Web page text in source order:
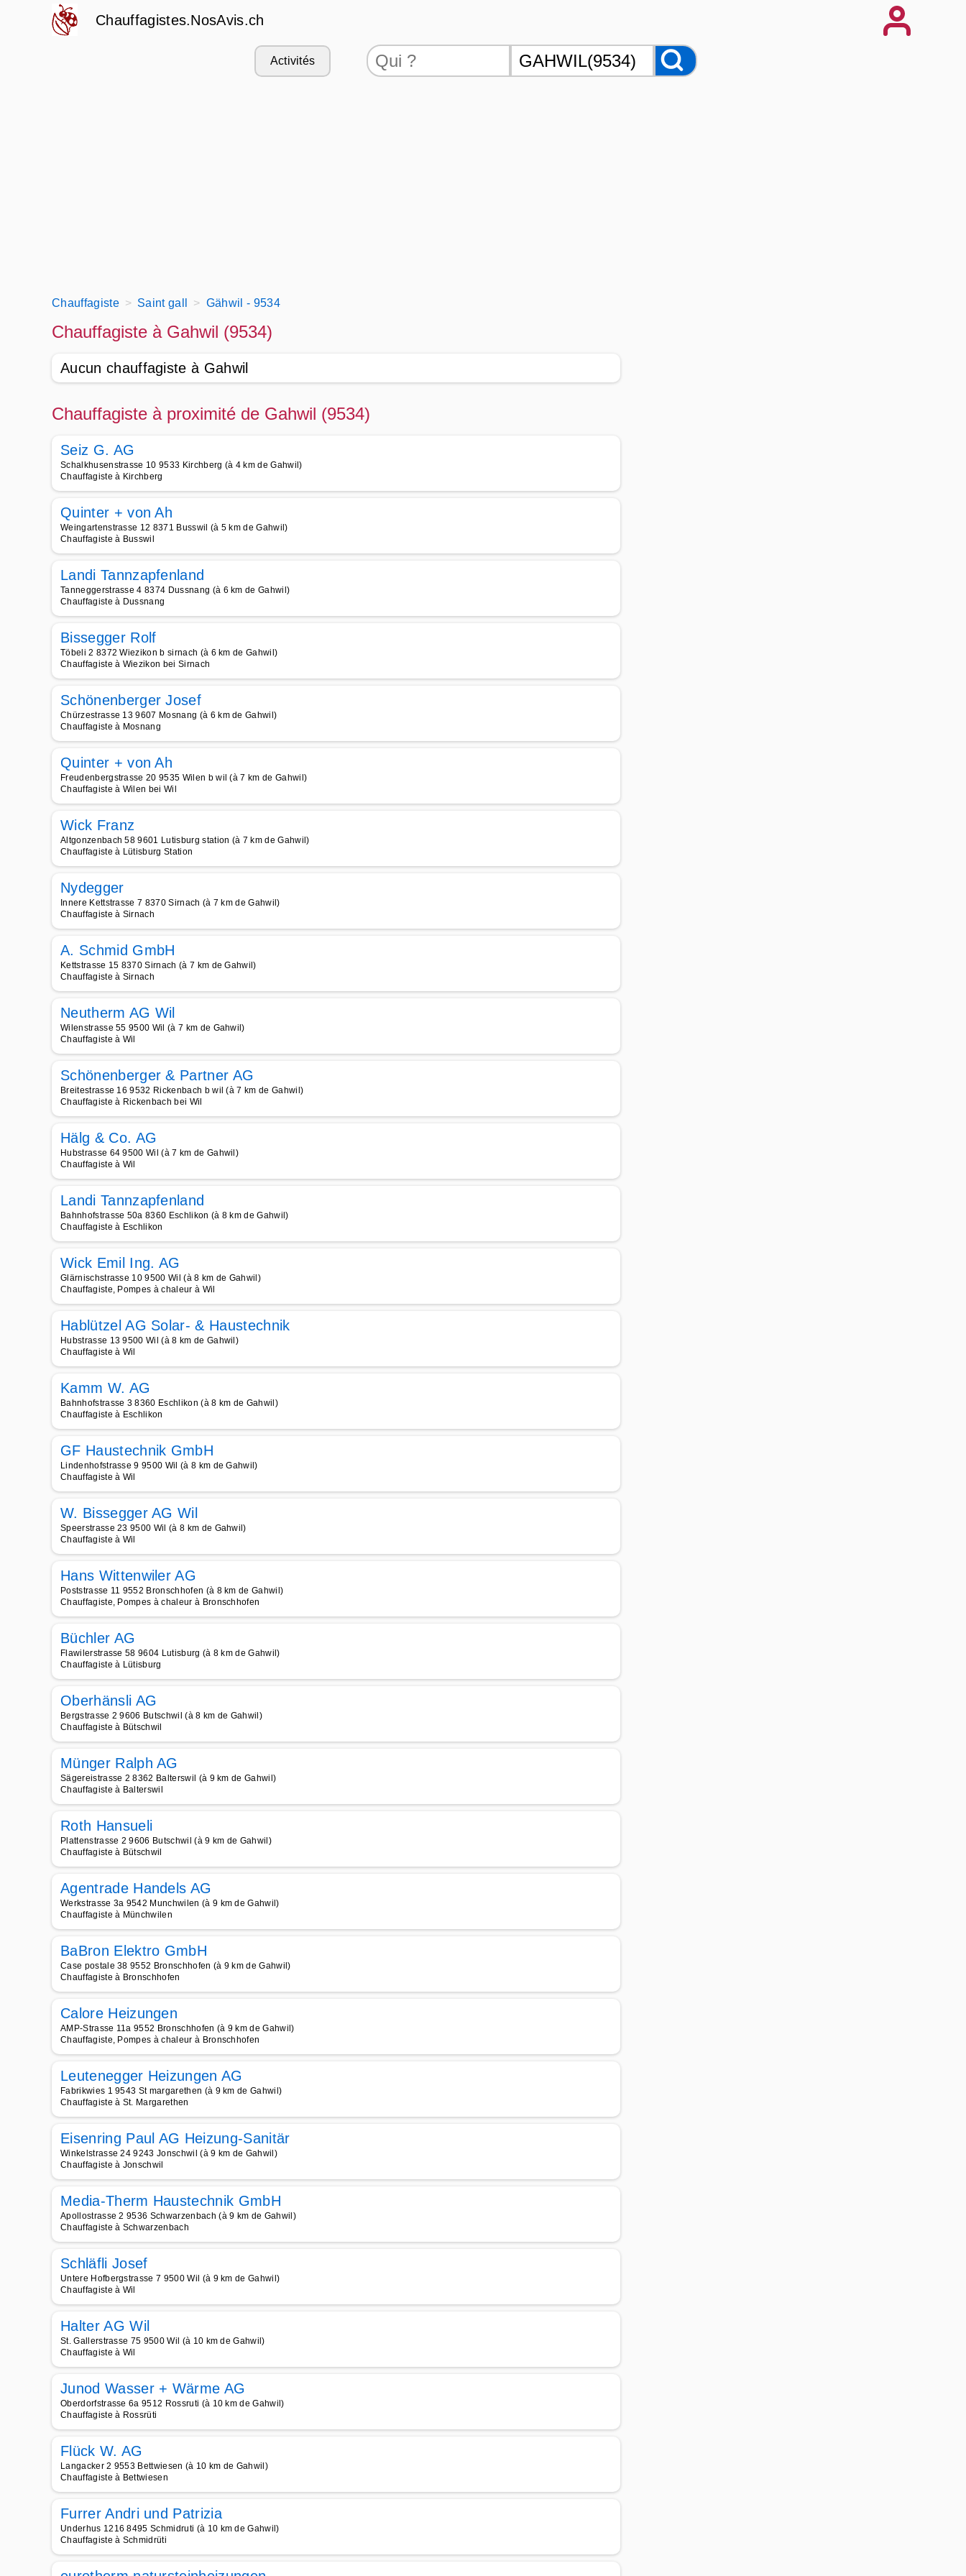
Chauffagistes.NosAvis.ch
Activités
Chauffagiste Saint gall Gähwil - 9534
Chauffagiste à Gahwil (9534)
Aucun chauffagiste à Gahwil
Chauffagiste à proximité de Gahwil (9534)
Seiz G. AG
Schalkhusenstrasse 10 9533 Kirchberg (à 4 km de Gahwil)
Chauffagiste à Kirchberg
Quinter + von Ah
Weingartenstrasse 12 8371 Busswil (à 5 km de Gahwil)
Chauffagiste à Busswil
Landi Tannzapfenland
Tanneggerstrasse 4 8374 Dussnang (à 6 km de Gahwil)
Chauffagiste à Dussnang
Bissegger Rolf
Töbeli 2 8372 Wiezikon b sirnach (à 6 km de Gahwil)
Chauffagiste à Wiezikon bei Sirnach
Schönenberger Josef
Chürzestrasse 13 9607 Mosnang (à 6 km de Gahwil)
Chauffagiste à Mosnang
Quinter + von Ah
Freudenbergstrasse 20 9535 Wilen b wil (à 7 km de Gahwil)
Chauffagiste à Wilen bei Wil
Wick Franz
Altgonzenbach 58 9601 Lutisburg station (à 7 km de Gahwil)
Chauffagiste à Lütisburg Station
Nydegger
Innere Kettstrasse 7 8370 Sirnach (à 7 km de Gahwil)
Chauffagiste à Sirnach
A. Schmid GmbH
Kettstrasse 15 8370 Sirnach (à 7 km de Gahwil)
Chauffagiste à Sirnach
Neutherm AG Wil
Wilenstrasse 55 9500 Wil (à 7 km de Gahwil)
Chauffagiste à Wil
Schönenberger & Partner AG
Breitestrasse 16 9532 Rickenbach b wil (à 7 km de Gahwil)
Chauffagiste à Rickenbach bei Wil
Hälg & Co. AG
Hubstrasse 64 9500 Wil (à 7 km de Gahwil)
Chauffagiste à Wil
Landi Tannzapfenland
Bahnhofstrasse 50a 8360 Eschlikon (à 8 km de Gahwil)
Chauffagiste à Eschlikon
Wick Emil Ing. AG
Glärnischstrasse 10 9500 Wil (à 8 km de Gahwil)
Chauffagiste, Pompes à chaleur à Wil
Hablützel AG Solar- & Haustechnik
Hubstrasse 13 9500 Wil (à 8 km de Gahwil)
Chauffagiste à Wil
Kamm W. AG
Bahnhofstrasse 3 8360 Eschlikon (à 8 km de Gahwil)
Chauffagiste à Eschlikon
GF Haustechnik GmbH
Lindenhofstrasse 9 9500 Wil (à 8 km de Gahwil)
Chauffagiste à Wil
W. Bissegger AG Wil
Speerstrasse 23 9500 Wil (à 8 km de Gahwil)
Chauffagiste à Wil
Hans Wittenwiler AG
Poststrasse 11 9552 Bronschhofen (à 8 km de Gahwil)
Chauffagiste, Pompes à chaleur à Bronschhofen
Büchler AG
Flawilerstrasse 58 9604 Lutisburg (à 8 km de Gahwil)
Chauffagiste à Lütisburg
Oberhänsli AG
Bergstrasse 2 9606 Butschwil (à 8 km de Gahwil)
Chauffagiste à Bütschwil
Münger Ralph AG
Sägereistrasse 2 8362 Balterswil (à 9 km de Gahwil)
Chauffagiste à Balterswil
Roth Hansueli
Plattenstrasse 2 9606 Butschwil (à 9 km de Gahwil)
Chauffagiste à Bütschwil
Agentrade Handels AG
Werkstrasse 3a 9542 Munchwilen (à 9 km de Gahwil)
Chauffagiste à Münchwilen
BaBron Elektro GmbH
Case postale 38 9552 Bronschhofen (à 9 km de Gahwil)
Chauffagiste à Bronschhofen
Calore Heizungen
AMP-Strasse 11a 9552 Bronschhofen (à 9 km de Gahwil)
Chauffagiste, Pompes à chaleur à Bronschhofen
Leutenegger Heizungen AG
Fabrikwies 1 9543 St margarethen (à 9 km de Gahwil)
Chauffagiste à St. Margarethen
Eisenring Paul AG Heizung-Sanitär
Winkelstrasse 24 9243 Jonschwil (à 9 km de Gahwil)
Chauffagiste à Jonschwil
Media-Therm Haustechnik GmbH
Apollostrasse 2 9536 Schwarzenbach (à 9 km de Gahwil)
Chauffagiste à Schwarzenbach
Schläfli Josef
Untere Hofbergstrasse 7 9500 Wil (à 9 km de Gahwil)
Chauffagiste à Wil
Halter AG Wil
St. Gallerstrasse 75 9500 Wil (à 10 km de Gahwil)
Chauffagiste à Wil
Junod Wasser + Wärme AG
Oberdorfstrasse 6a 9512 Rossruti (à 10 km de Gahwil)
Chauffagiste à Rossrüti
Flück W. AG
Langacker 2 9553 Bettwiesen (à 10 km de Gahwil)
Chauffagiste à Bettwiesen
Furrer Andri und Patrizia
Underhus 1216 8495 Schmidruti (à 10 km de Gahwil)
Chauffagiste à Schmidrüti